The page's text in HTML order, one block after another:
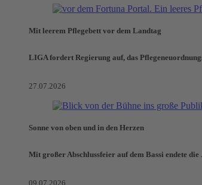
Mit leerem Pflegebett vor dem Landtag
LIGA fordert Regierung auf, das
27.07.2026
Sonne von oben und in den Herzen
Mit großer Abschlussfeier auf dem Bassi endete
09.07.2026